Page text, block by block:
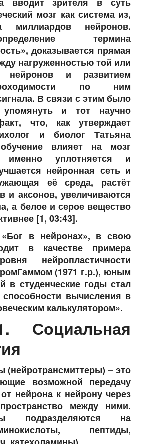
мозг как система из,
миллиардов нейронов.
термина
доказывается прямая
нагруженностью той или
нейронов и развитием
по ним
В связи с этим было
и тот научно
что, как утверждает
и биолог Татьяна
влияет на мозг
уплотняется и
нейронная сеть и
её среда, растёт
и аксонов, увеличиваются
а белое и серое вещество
[1, 03:43].
в нейронах», в свою
в качестве примера
нейропластичности
(1971 г.р.), юным
в студенческие годы стал
вычисления в
калькулятором».
Социальная
(нейротрансмиттеры) – это
возможной передачу
нейрона к нейрону через
между ними.
подразделяются на
пептиды,